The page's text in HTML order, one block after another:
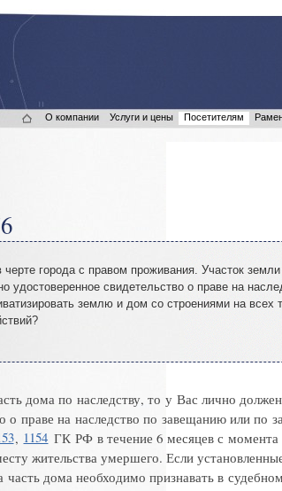
О компании Услуги и цены Посетителям
города с правом проживания. Участок
удостоверенное свидетельство о праве на
землю и дом со строениями на всех
дома по наследству, то у Вас лично
о праве на наследство по завещанию или по
, 1154 ГК РФ в течение 6 месяцев с момента
жительства умершего. Если
дома необходимо признавать в